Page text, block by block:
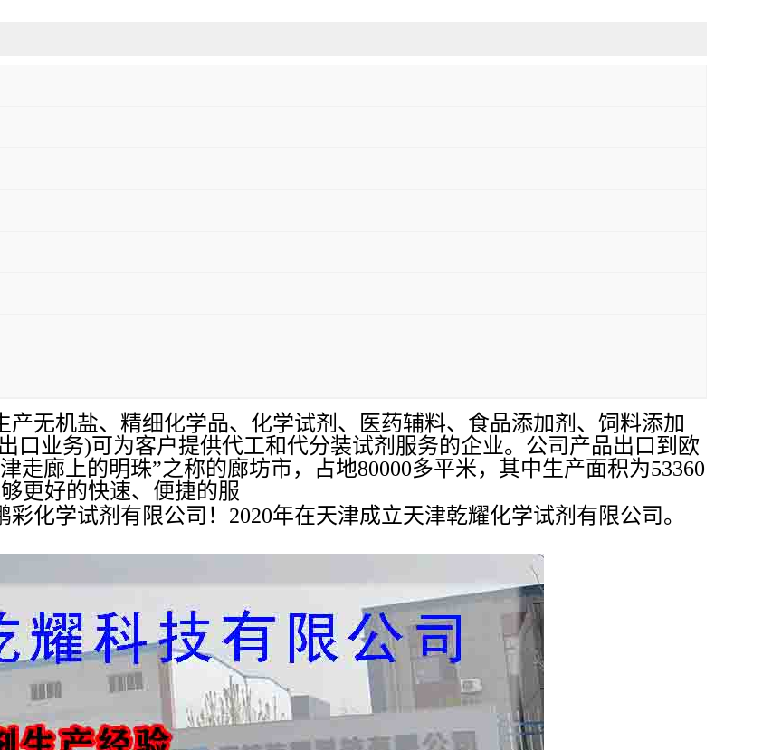
无机盐、精细化学品、化学试剂、医药辅料、食品添加剂、饲料添加
口业务)可为客户提供代工和代分装试剂服务的企业。公司产品出口到欧
走廊上的明珠”之称的廊坊市，占地80000多平米，其中生产面积为53360
更好的快速、便捷的服
化学试剂有限公司！2020年在天津成立天津乾耀化学试剂有限公司。